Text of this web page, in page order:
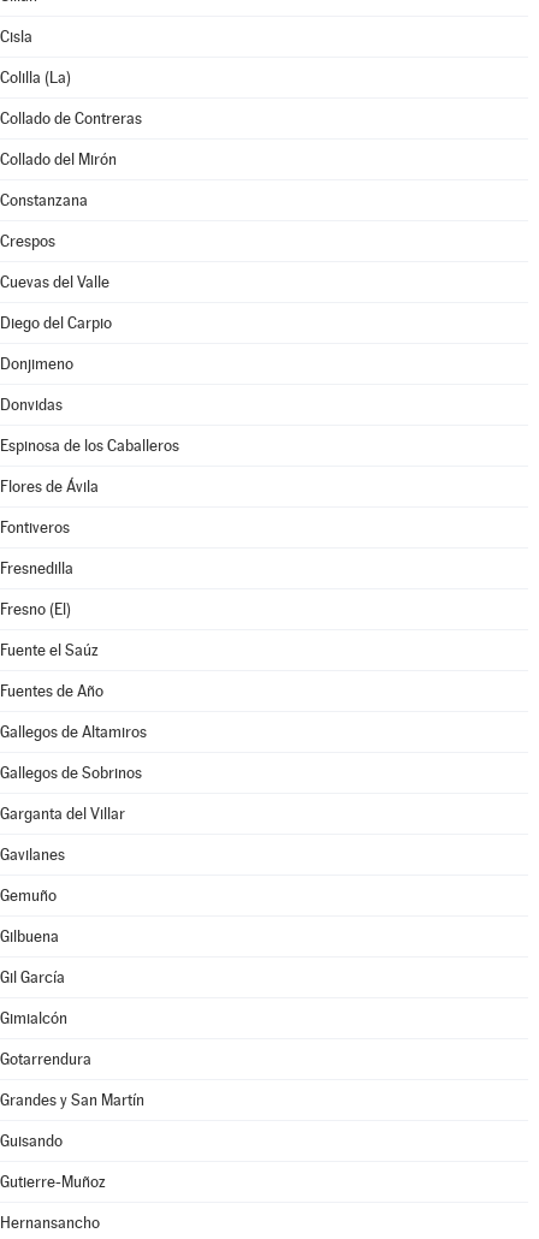
Cisla
Colilla (La)
Collado de Contreras
Collado del Mirón
Constanzana
Crespos
Cuevas del Valle
Diego del Carpio
Donjimeno
Donvidas
Espinosa de los Caballeros
Flores de Ávila
Fontiveros
Fresnedilla
Fresno (El)
Fuente el Saúz
Fuentes de Año
Gallegos de Altamiros
Gallegos de Sobrinos
Garganta del Villar
Gavilanes
Gemuño
Gilbuena
Gil García
Gimialcón
Gotarrendura
Grandes y San Martín
Guisando
Gutierre-Muñoz
Hernansancho